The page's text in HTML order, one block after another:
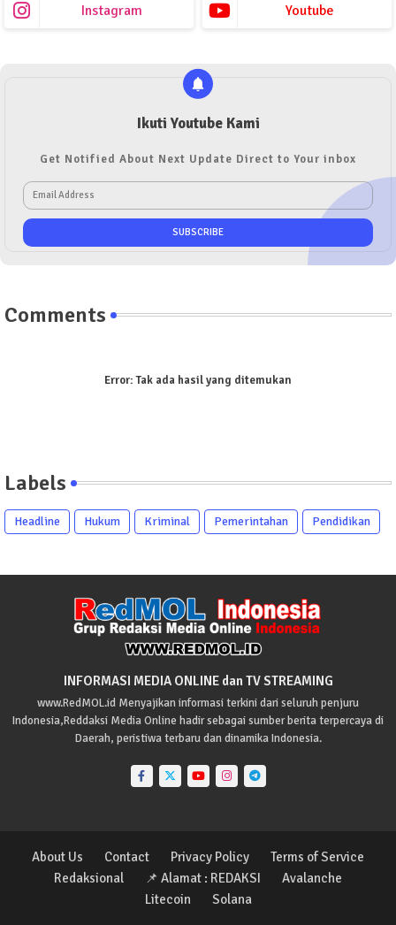
Instagram Youtube
Ikuti Youtube Kami
Get Notified About Next Update Direct to Your inbox
Comments
Error:Tak ada hasil yang ditemukan
Labels
Headline Hukum Kriminal Pemerintahan Pendidikan
INFORMASI MEDIA ONLINE dan TV STREAMING
www.RedMOL.id Menyajikan informasi terkini dari seluruh penjuru
Indonesia,Reddaksi Media Online hadir sebagai sumber berita terpercaya di
Daerah, peristiwa terbaru dan dinamika Indonesia.
About Us Contact Privacy Policy
Terms of Service
Redaksional
📌 Alamat : REDAKSI
Avalanche
Litecoin
Solana